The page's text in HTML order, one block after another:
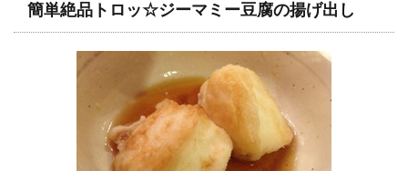
簡単絶品トロッ☆ジーマミー豆腐の揚げ出し